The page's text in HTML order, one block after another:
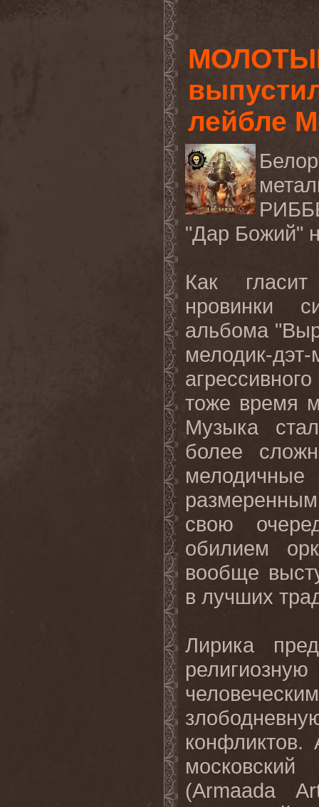
лейбле
"Дар Божий"
Как
нровинки
альбома
мелодик-
тоже время
Музыка
более
свою
обилием
вообще
в лучших
Лирика
конфликтов.
(Armaada